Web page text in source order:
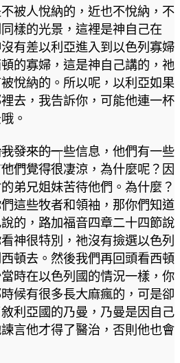
被人悅納的，近也不悅納，不
樣的光景，這裡是神自己在
有差以利亞進入到以色列寡婦
的寡婦，這是神自己講的，祂
悅納的。所以呢，以利亞如果
去，我告訴你，可能他連一杯
。
發來的一些信息，他們有一些
們覺得很凄涼，為什麼呢？因
弟兄姐妹苦待他們。為什麼？
這些牧者和領袖，那你們知道
的，路加福音四章二十四節說
神很特別，祂沒有撿選以色列
頓去。然後我們再回頭看西頓
時在以色列國的情況一樣，你
候有很多長大麻瘋的，可是卻
利亞國的乃曼，乃曼是因自己
言他才得了醫治，否則他也會